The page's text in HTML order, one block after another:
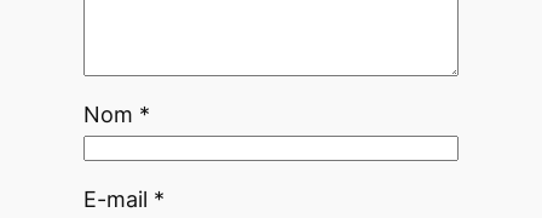
Nom *
E-mail *